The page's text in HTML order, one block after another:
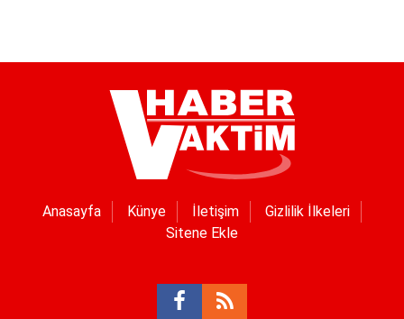
Anasayfa Künye İletişim
Gizlilik İlkeleri
Sitene Ekle